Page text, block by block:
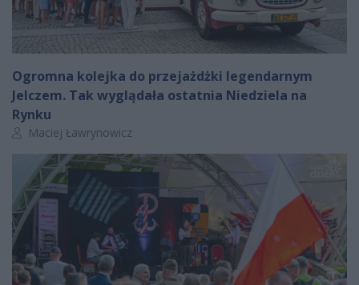
Ogromna kolejka do przejażdżki legendarnym
Jelczem. Tak wyglądała ostatnia Niedziela na
Rynku
Autor artykułu:
Maciej Ławrynowicz